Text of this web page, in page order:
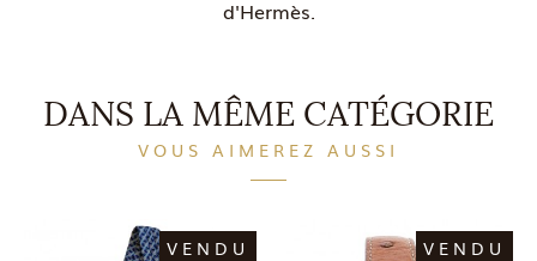
d'Hermès.
DANS LA MÊME CATÉGORIE
VOUS AIMEREZ AUSSI
VENDU VENDU